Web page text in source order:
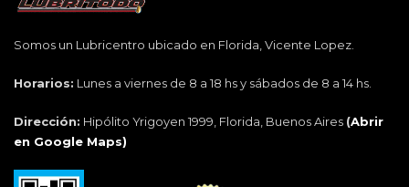
Somos un Lubricentro ubicado en Florida, Vicente Lopez.
Horarios: Lunes a viernes de 8 a 18 hs y sábados de 8 a 14 hs.
Dirección: Hipólito Yrigoyen 1999, Florida, Buenos Aires (Abrir
en Google Maps)